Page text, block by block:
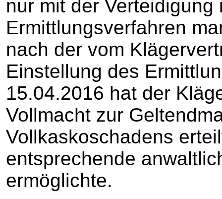
nur mit der
Ermittlungsverfahren
nach der vom
Einstellung des
15.04.2016 hat der
Vollmacht zur
Vollkaskoschadens
entsprechende
ermöglichte.